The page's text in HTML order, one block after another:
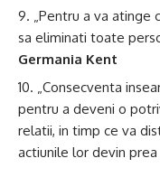
„Pentru a va
sa eliminati toate
Germania Kent
„Consecventa
pentru a deveni o
relatii, in timp ce va
actiunile lor devin